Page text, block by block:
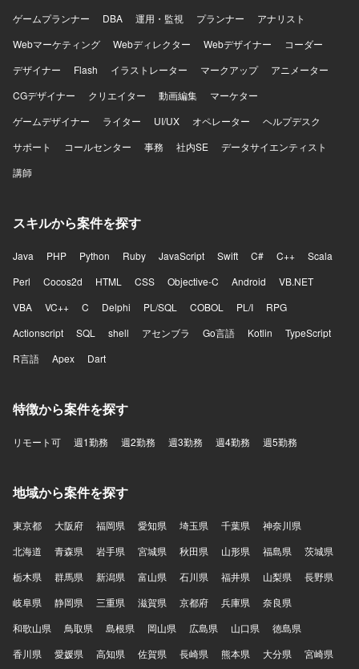
ゲームプランナー
DBA 運用・監視 プランナー
アナリスト
Webマーケティング
Webディレクター Webデザイナー
コーダー
デザイナー
Flash イラストレーター マークアップ
アニメーター
CGデザイナー
クリエイター 動画編集
マーケター
ゲームデザイナー
ライター UI/UX オペレーター
ヘルプデスク
サポート
コールセンター 事務 社内SE
データサイエンティスト
講師
スキルから案件を探す
Java PHP Python Ruby JavaScript Swift C# C++
Scala
Perl
Cocos2d HTML CSS Objective-C Android
VB.NET
VBA
VC++ C Delphi PL/SQL COBOL PL/I
RPG
Actionscript
SQL shell アセンブラ Go言語 Kotlin
TypeScript
R言語
Apex Dart
特徴から案件を探す
リモート可 週1勤務 週2勤務 週3勤務 週4勤務 週5勤務
地域から案件を探す
東京都 大阪府 福岡県 愛知県 埼玉県 千葉県
神奈川県
北海道
青森県 岩手県 宮城県 秋田県 山形県 福島県
茨城県
栃木県
群馬県 新潟県 富山県 石川県 福井県 山梨県
長野県
岐阜県
静岡県 三重県 滋賀県 京都府 兵庫県
奈良県
和歌山県
鳥取県 島根県 岡山県 広島県 山口県
徳島県
香川県
愛媛県 高知県 佐賀県 長崎県 熊本県 大分県 宮崎県